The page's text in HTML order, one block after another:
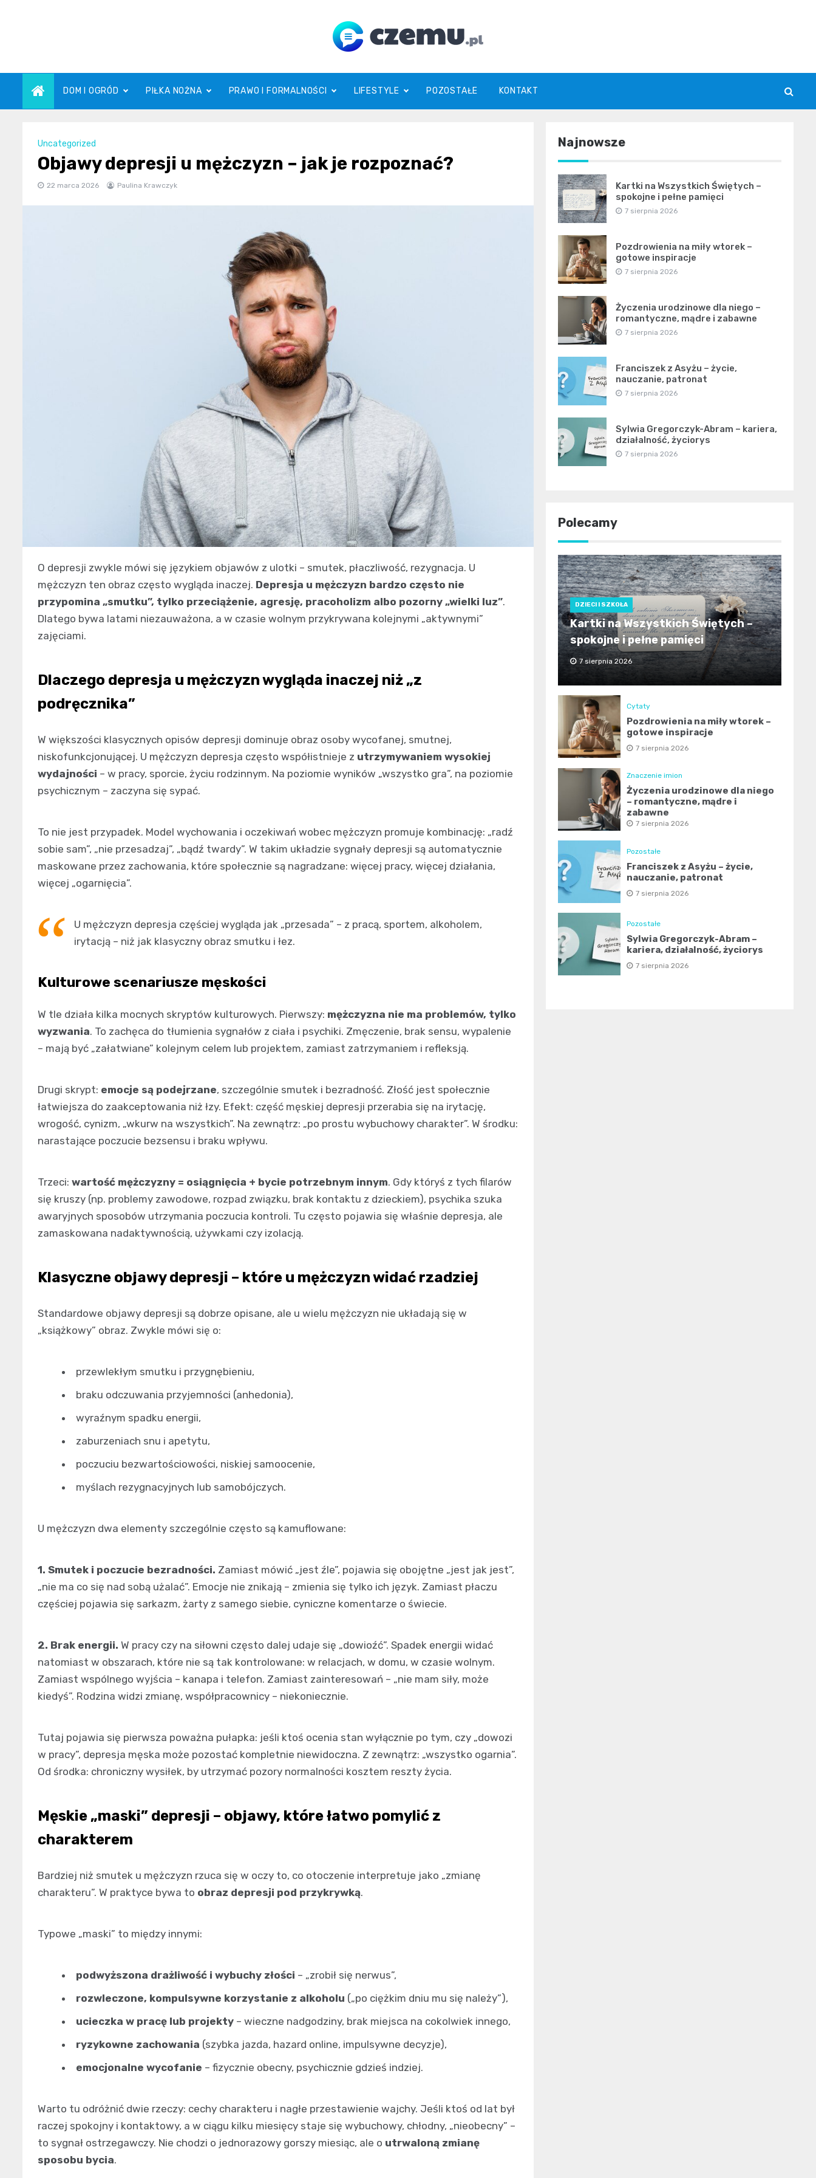
czemu.pl
DOM I OGRÓD PIŁKA NOŻNA PRAWO I FORMALNOŚCI LIFESTYLE POZOSTAŁE KONTAKT
Uncategorized
Objawy depresji u mężczyzn – jak je rozpoznać?
22 marca 2026 Paulina Krawczyk
O depresji zwykle mówi się językiem objawów z ulotki – smutek, płaczliwość, rezygnacja. U
mężczyzn ten obraz często wygląda inaczej. Depresja u mężczyzn bardzo często nie
przypomina „smutku”, tylko przeciążenie, agresję, pracoholizm albo pozorny „wielki luz”.
Dlatego bywa latami niezauważona, a w czasie wolnym przykrywana kolejnymi „aktywnymi”
zajęciami.
Dlaczego depresja u mężczyzn wygląda inaczej niż „z
podręcznika”
W większości klasycznych opisów depresji dominuje obraz osoby wycofanej, smutnej,
niskofunkcjonującej. U mężczyzn depresja często współistnieje z utrzymywaniem wysokiej
wydajności – w pracy, sporcie, życiu rodzinnym. Na poziomie wyników „wszystko gra”, na poziomie
psychicznym – zaczyna się sypać.
To nie jest przypadek. Model wychowania i oczekiwań wobec mężczyzn promuje kombinację: „radź
sobie sam”, „nie przesadzaj”, „bądź twardy”. W takim układzie sygnały depresji są automatycznie
maskowane przez zachowania, które społecznie są nagradzane: więcej pracy, więcej działania,
więcej „ogarnięcia”.
U mężczyzn depresja częściej wygląda jak „przesada” – z pracą, sportem, alkoholem,
irytacją – niż jak klasyczny obraz smutku i łez.
Kulturowe scenariusze męskości
W tle działa kilka mocnych skryptów kulturowych. Pierwszy: mężczyzna nie ma problemów, tylko
wyzwania. To zachęca do tłumienia sygnałów z ciała i psychiki. Zmęczenie, brak sensu, wypalenie
– mają być „załatwiane” kolejnym celem lub projektem, zamiast zatrzymaniem i refleksją.
Drugi skrypt: emocje są podejrzane, szczególnie smutek i bezradność. Złość jest społecznie
łatwiejsza do zaakceptowania niż łzy. Efekt: część męskiej depresji przerabia się na irytację,
wrogość, cynizm, „wkurw na wszystkich”. Na zewnątrz: „po prostu wybuchowy charakter”. W środku:
narastające poczucie bezsensu i braku wpływu.
Trzeci: wartość mężczyzny = osiągnięcia + bycie potrzebnym innym. Gdy któryś z tych filarów
się kruszy (np. problemy zawodowe, rozpad związku, brak kontaktu z dzieckiem), psychika szuka
awaryjnych sposobów utrzymania poczucia kontroli. Tu często pojawia się właśnie depresja, ale
zamaskowana nadaktywnością, używkami czy izolacją.
Klasyczne objawy depresji – które u mężczyzn widać rzadziej
Standardowe objawy depresji są dobrze opisane, ale u wielu mężczyzn nie układają się w
„książkowy” obraz. Zwykle mówi się o:
przewlekłym smutku i przygnębieniu,
braku odczuwania przyjemności (anhedonia),
wyraźnym spadku energii,
zaburzeniach snu i apetytu,
poczuciu bezwartościowości, niskiej samoocenie,
myślach rezygnacyjnych lub samobójczych.
U mężczyzn dwa elementy szczególnie często są kamuflowane:
1. Smutek i poczucie bezradności. Zamiast mówić „jest źle”, pojawia się obojętne „jest jak jest”,
„nie ma co się nad sobą użalać”. Emocje nie znikają – zmienia się tylko ich język. Zamiast płaczu
częściej pojawia się sarkazm, żarty z samego siebie, cyniczne komentarze o świecie.
2. Brak energii. W pracy czy na siłowni często dalej udaje się „dowioźć”. Spadek energii widać
natomiast w obszarach, które nie są tak kontrolowane: w relacjach, w domu, w czasie wolnym.
Zamiast wspólnego wyjścia – kanapa i telefon. Zamiast zainteresowań – „nie mam siły, może
kiedyś”. Rodzina widzi zmianę, współpracownicy – niekoniecznie.
Tutaj pojawia się pierwsza poważna pułapka: jeśli ktoś ocenia stan wyłącznie po tym, czy „dowozi
w pracy”, depresja męska może pozostać kompletnie niewidoczna. Z zewnątrz: „wszystko ogarnia”.
Od środka: chroniczny wysiłek, by utrzymać pozory normalności kosztem reszty życia.
Męskie „maski” depresji – objawy, które łatwo pomylić z
charakterem
Bardziej niż smutek u mężczyzn rzuca się w oczy to, co otoczenie interpretuje jako „zmianę
charakteru”. W praktyce bywa to obraz depresji pod przykrywką.
Typowe „maski” to między innymi:
podwyższona drażliwość i wybuchy złości – „zrobił się nerwus”,
rozwleczone, kompulsywne korzystanie z alkoholu („po ciężkim dniu mu się należy”),
ucieczka w pracę lub projekty – wieczne nadgodziny, brak miejsca na cokolwiek innego,
ryzykowne zachowania (szybka jazda, hazard online, impulsywne decyzje),
emocjonalne wycofanie – fizycznie obecny, psychicznie gdzieś indziej.
Warto tu odróżnić dwie rzeczy: cechy charakteru i nagłe przestawienie wajchy. Jeśli ktoś od lat był
raczej spokojny i kontaktowy, a w ciągu kilku miesięcy staje się wybuchowy, chłodny, „nieobecny” –
to sygnał ostrzegawczy. Nie chodzi o jednorazowy gorszy miesiąc, ale o utrwaloną zmianę
sposobu bycia.
Najnowsze
Kartki na Wszystkich Świętych –
spokojne i pełne pamięci
7 sierpnia 2026
Pozdrowienia na miły wtorek –
gotowe inspiracje
7 sierpnia 2026
Życzenia urodzinowe dla niego –
romantyczne, mądre i zabawne
7 sierpnia 2026
Franciszek z Asyżu – życie,
nauczanie, patronat
7 sierpnia 2026
Sylwia Gregorczyk-Abram – kariera,
działalność, życiorys
7 sierpnia 2026
Polecamy
DZIECI I SZKOŁA
Kartki na Wszystkich Świętych –
spokojne i pełne pamięci
7 sierpnia 2026
Cytaty
Pozdrowienia na miły wtorek –
gotowe inspiracje
7 sierpnia 2026
Znaczenie imion
Życzenia urodzinowe dla niego
– romantyczne, mądre i
zabawne
7 sierpnia 2026
Pozostałe
Franciszek z Asyżu – życie,
nauczanie, patronat
7 sierpnia 2026
Pozostałe
Sylwia Gregorczyk-Abram –
kariera, działalność, życiorys
7 sierpnia 2026